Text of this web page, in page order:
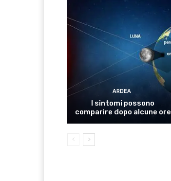
ARDEA
I sintomi possono
comparire dopo alcune ore